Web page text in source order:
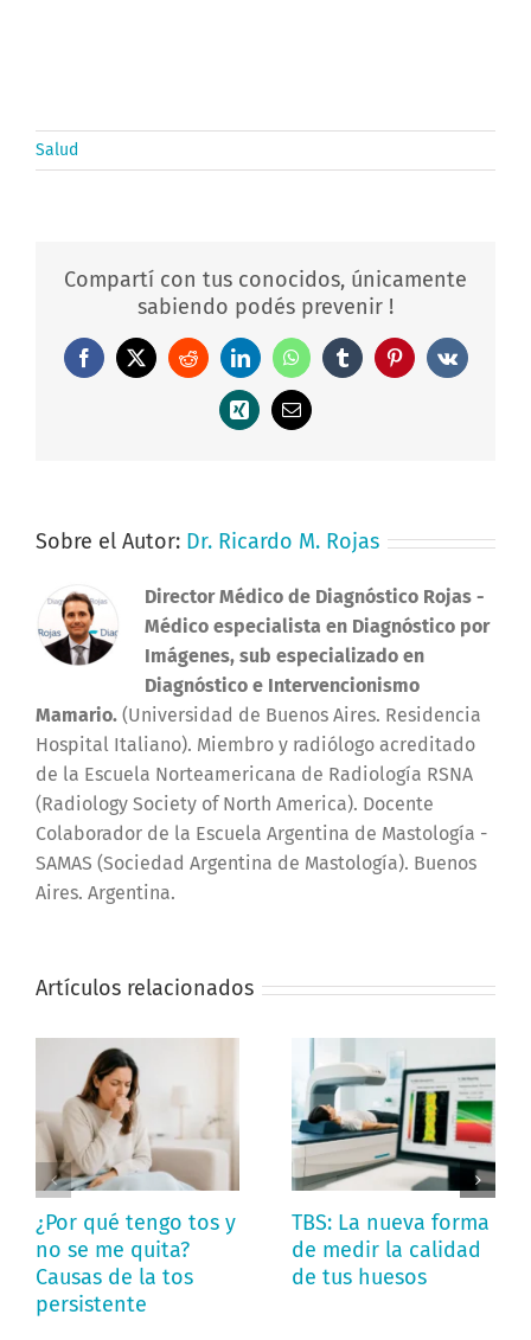
Salud
Compartí con tus conocidos, únicamente
sabiendo podés prevenir !
Facebook
X RedditLinkedInWhatsAppTumblrPinterestVk
Xing
Correo
electrónico
Sobre el Autor: Dr. Ricardo M. Rojas
Director Médico de Diagnóstico Rojas -
Médico especialista en Diagnóstico por
Imágenes, sub especializado en
Diagnóstico e Intervencionismo
Mamario. (Universidad de Buenos Aires. Residencia
Hospital Italiano). Miembro y radiólogo acreditado
de la Escuela Norteamericana de Radiología RSNA
(Radiology Society of North America). Docente
Colaborador de la Escuela Argentina de Mastología -
SAMAS (Sociedad Argentina de Mastología). Buenos
Aires. Argentina.
Artículos relacionados
¿Por qué tengo tos y
no se me quita?
Causas de la tos
persistente
TBS: La nueva forma
de medir la calidad
de tus huesos